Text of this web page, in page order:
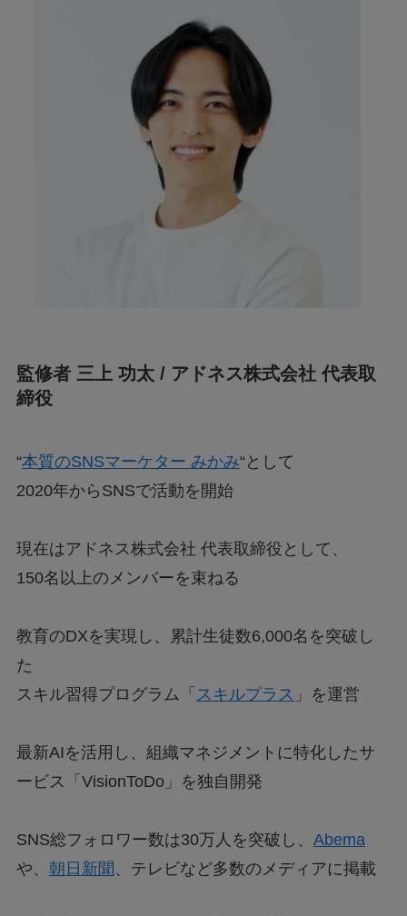
監修者 三上 功太 / アドネス株式会社 代表取
締役
“本質のSNSマーケター みかみ“として
2020年からSNSで活動を開始
現在はアドネス株式会社 代表取締役として、
150名以上のメンバーを束ねる
教育のDXを実現し、累計生徒数6,000名を突破し
た
スキル習得プログラム「 スキルプラス 」を運営
最新AIを活用し、組織マネジメントに特化したサ
ービス「VisionToDo」を独自開発
SNS総フォロワー数は30万人を突破し、 Abema
や、 朝日新聞 、テレビなど多数のメディアに掲載